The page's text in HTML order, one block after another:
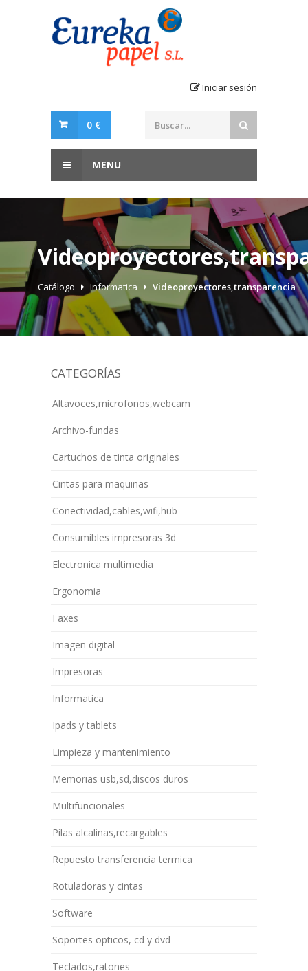
Iniciar sesión
0 €
MENU
Catálogo Informatica Videoproyectores,transparencia
CATEGORÍAS
Altavoces,microfonos,webcam
Archivo-fundas
Cartuchos de tinta originales
Cintas para maquinas
Conectividad,cables,wifi,hub
Consumibles impresoras 3d
Electronica multimedia
Ergonomia
Faxes
Imagen digital
Impresoras
Informatica
Ipads y tablets
Limpieza y mantenimiento
Memorias usb,sd,discos duros
Multifuncionales
Pilas alcalinas,recargables
Repuesto transferencia termica
Rotuladoras y cintas
Software
Soportes opticos, cd y dvd
Teclados,ratones